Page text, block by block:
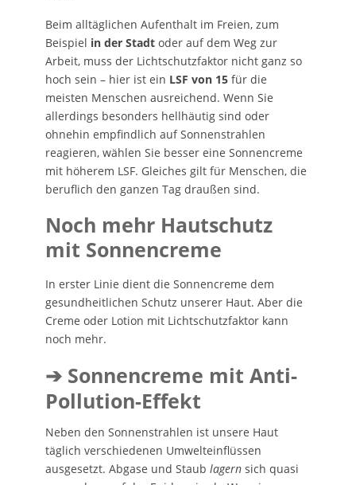
Beim alltäglichen Aufenthalt im Freien, zum
Beispiel in der Stadtoder auf dem Weg zur
Arbeit, muss der Lichtschutzfaktor nicht ganz so
hoch sein – hier ist ein LSF von 15für die
meisten Menschen ausreichend. Wenn Sie
allerdings besonders hellhäutig sind oder
ohnehin empfindlich auf Sonnenstrahlen
reagieren, wählen Sie besser eine Sonnencreme
mit höherem LSF. Gleiches gilt für Menschen, die
beruflich den ganzen Tag draußen sind.
Noch mehr Hautschutz
mit Sonnencreme
In erster Linie dient die Sonnencreme dem
gesundheitlichen Schutz unserer Haut. Aber die
Creme oder Lotion mit Lichtschutzfaktor kann
noch mehr.
➔ Sonnencreme mit Anti-
Pollution-Effekt
Neben den Sonnenstrahlen ist unsere Haut
täglich verschiedenen Umwelteinflüssen
ausgesetzt. Abgase und Staub lagernsich quasi